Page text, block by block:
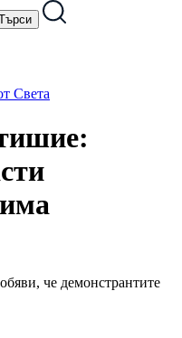
Света
че демонстрантите